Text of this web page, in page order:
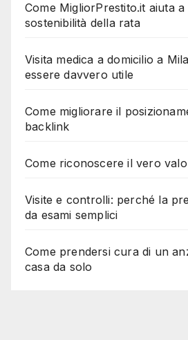
Come MigliorPrestito.it aiuta
sostenibilità della rata
Visita medica a domicilio a
essere davvero utile
Come migliorare il
backlink
Come riconoscere il vero
Visite e controlli: perché la
da esami semplici
Come prendersi cura di un
casa da solo